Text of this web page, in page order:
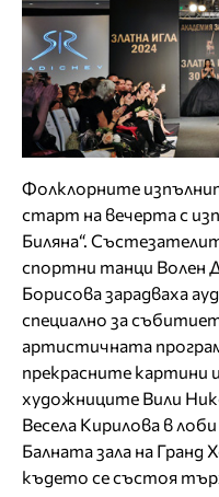
Фолклорните
старт на вечерта с
Биляна“.
спортни танци Волен
Борисова зарадваха
специално за
артистичната
прекрасните картини
художниците Вили
Весела Кирилова в
Балната зала на
където се състоя